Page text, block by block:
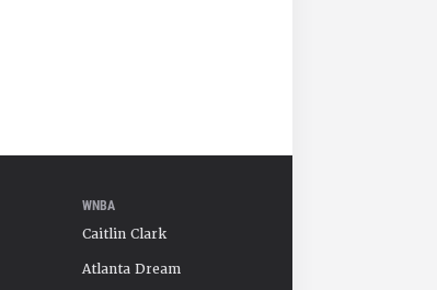
WNBA
Caitlin Clark
Atlanta Dream